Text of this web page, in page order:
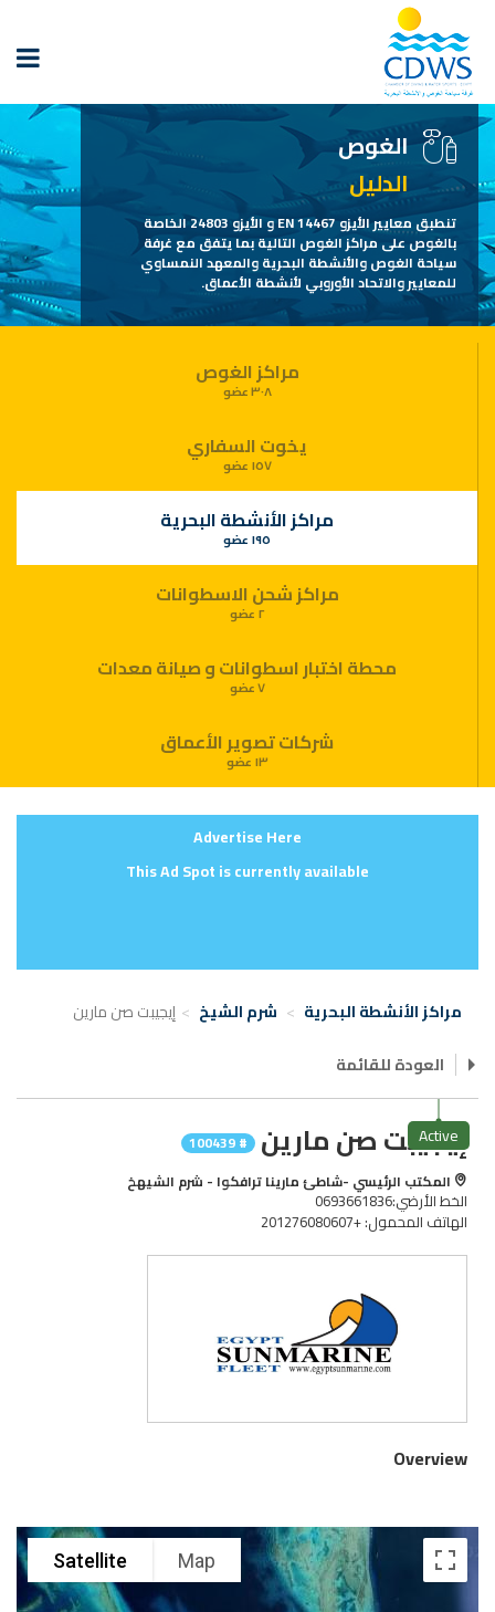
الغوص
الدليل
تنطبق معايير الأيزو EN 14467 و الأيزو 24803 الخاصة
بالغوص على مراكز الغوص التالية بما يتفق مع غرفة
سياحة الغوص والأنشطة البحرية والمعهد النمساوي
للمعايير والاتحاد الأوروبي لأنشطة الأعماق.
مراكز الغوص
٣٠٨ عضو
يخوت السفاري
١٥٧ عضو
مراكز الأنشطة البحرية
١٩٥ عضو
مراكز شحن الاسطوانات
٢ عضو
محطة اختبار اسطوانات و صيانة معدات
٧ عضو
شركات تصوير الأعماق
١٣ عضو
Advertise Here
This Ad Spot is currently available
مراكز الأنشطة البحرية شرم الشيخ
إيجيبت صن مارين
العودة للقائمة
Active
إيجيبت صن مارين # 100439
المكتب الرئيسي -شاطئ مارينا ترافكوا - شرم الشيهخ
الخط الأرضي:0693661836
الهاتف المحمول: +201276080607
Overview
Map
Satellite